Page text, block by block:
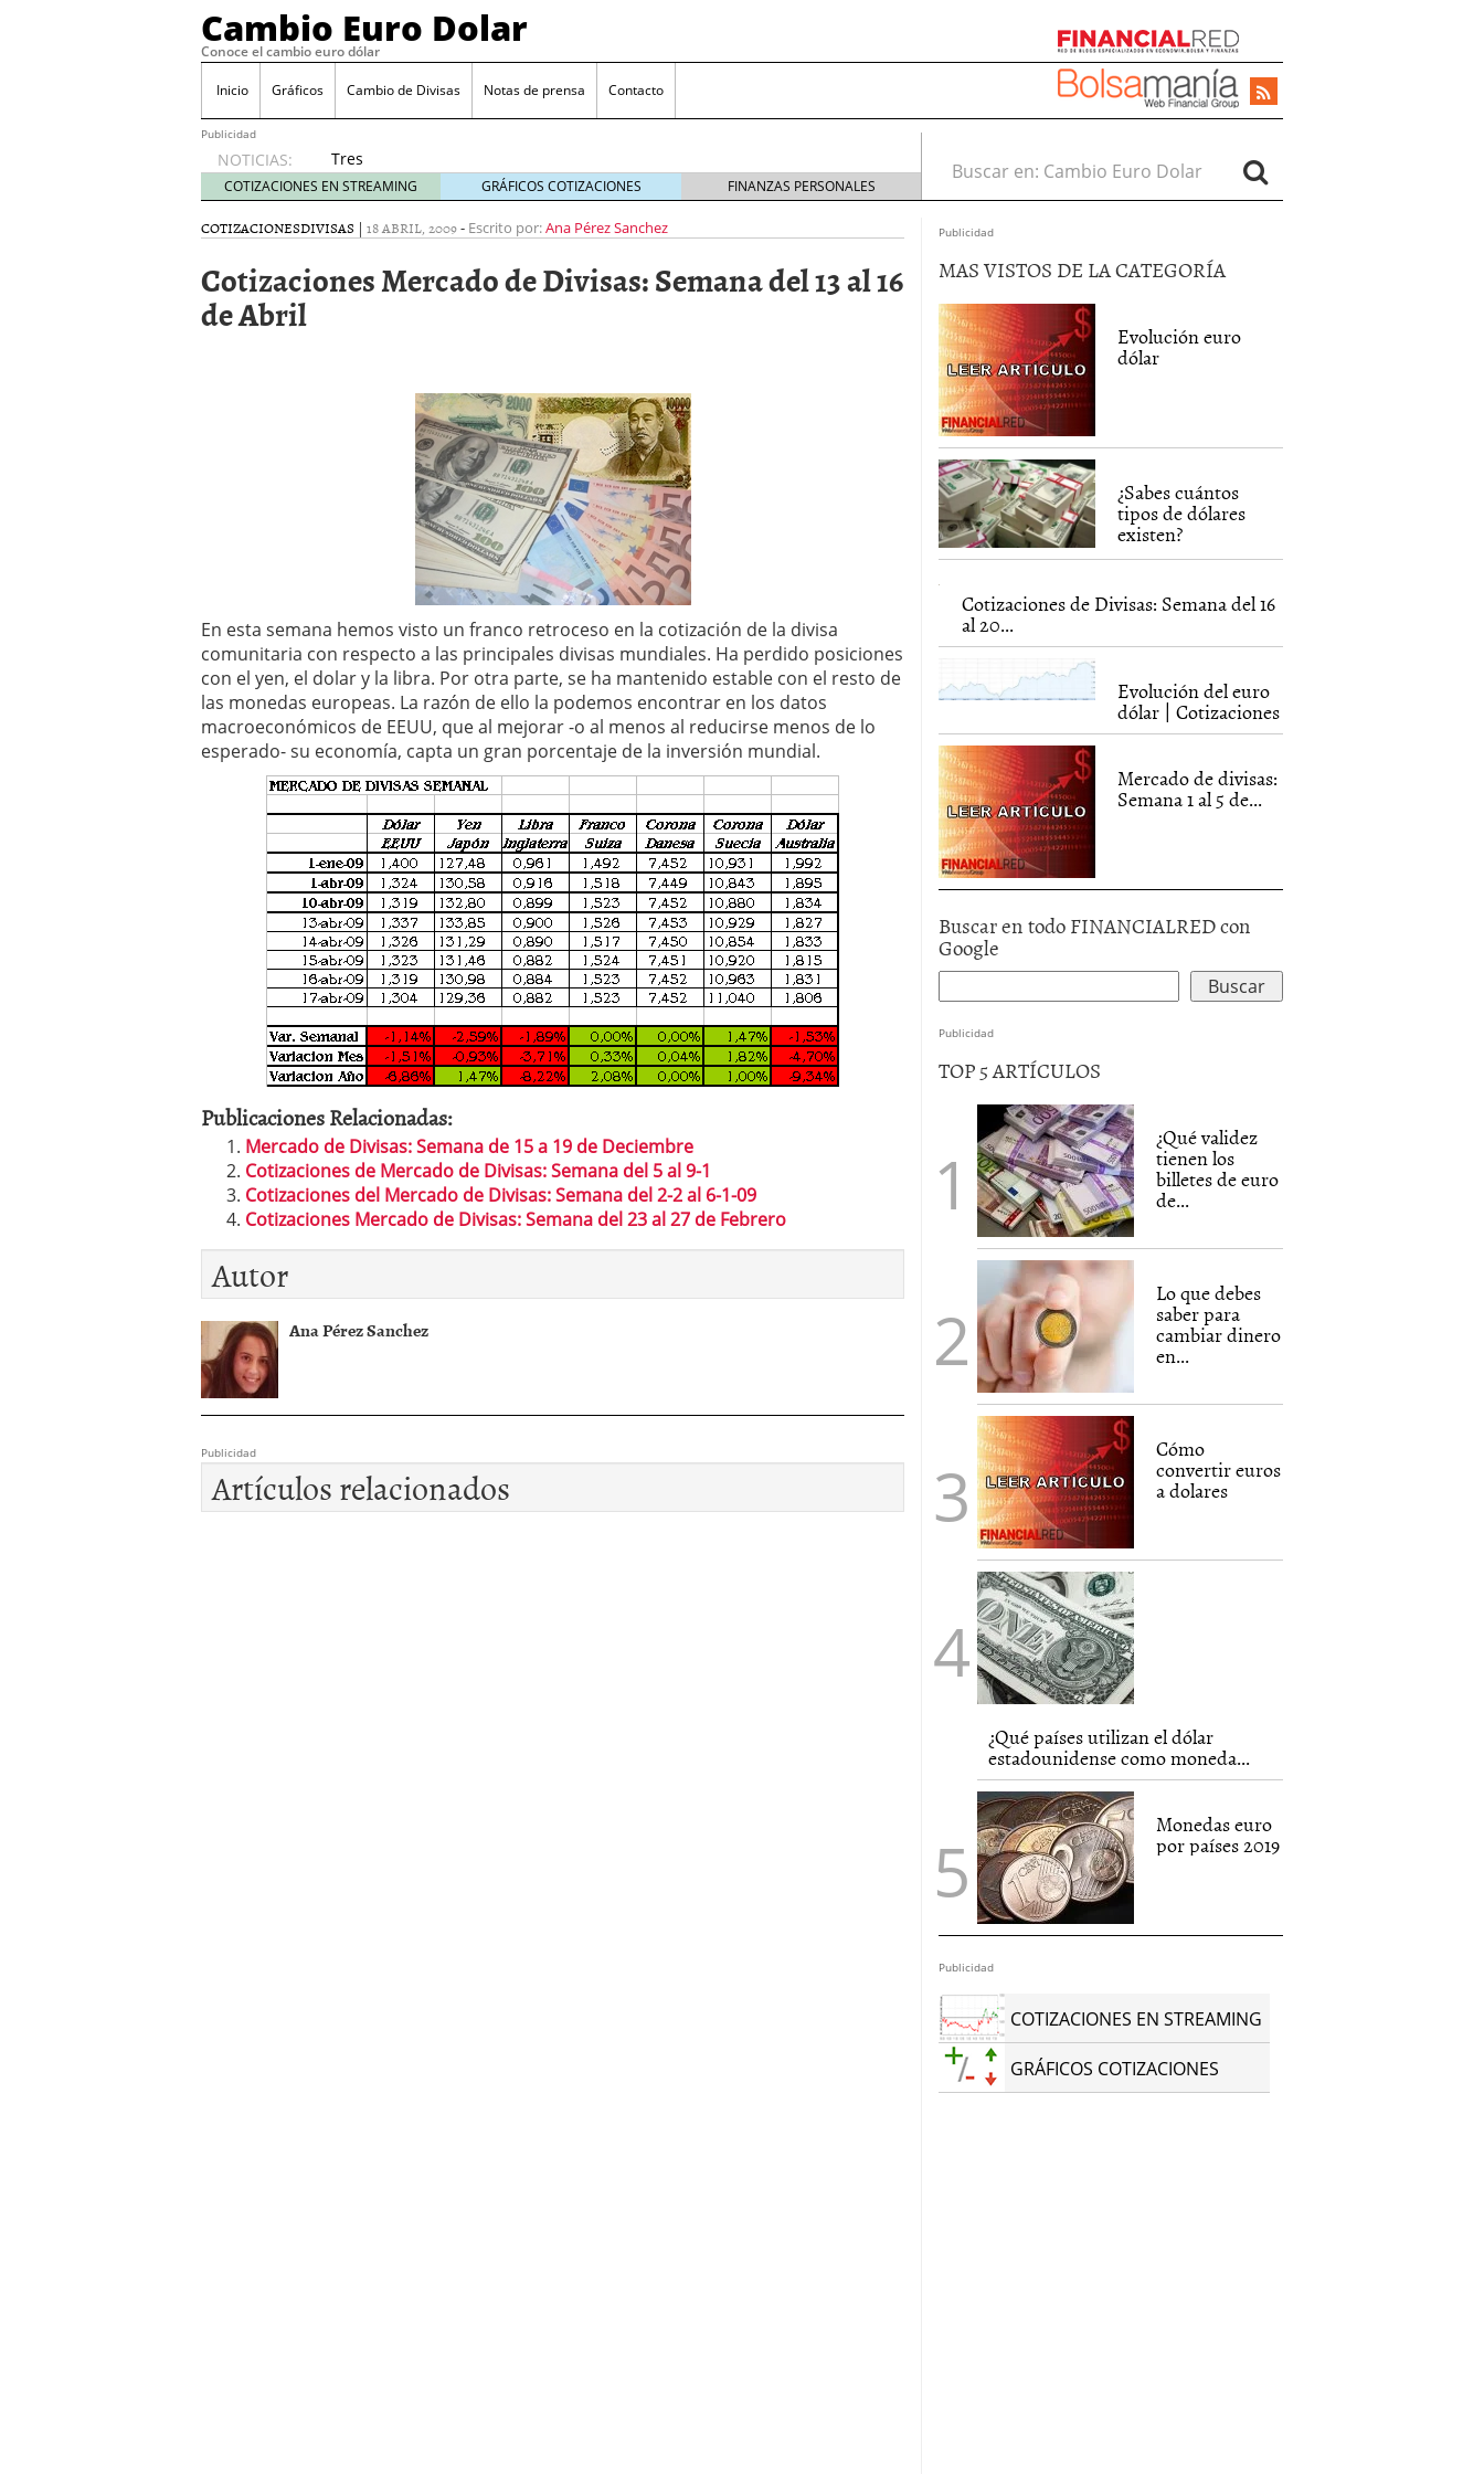
Cambio Euro Dolar
Conoce el cambio euro dólar
Inicio Gráficos Cambio de Divisas Notas de prensa Contacto
Publicidad
NOTICIAS:
Tres
escenarios
posibles
para el
las
Informe de mercado: el euro se mantiene cerca de 1,174 USD tras rebote
21/01/2026
Qué está moviendo hoy el cambio euro-dólar 17/01/2026
Contexto del dólar fuerte: próximos reportes de empleo de EE. UU. se
convierten en foco principal para el par EUR/USD 09/01/2026
El dólar vive su mayor caída anual desde 2017 mientras analistas esperan
más debilidad en 2026 05/01/2026
COTIZACIONES EN STREAMING GRÁFICOS COTIZACIONES FINANZAS PERSONALES
Buscar en:
COTIZACIONESDIVISAS | 18 ABRIL, 2009- Escrito por:Ana Pérez Sanchez
Cotizaciones Mercado de Divisas: Semana del 13 al 16
de Abril
En esta semana hemos visto un franco retroceso en la cotización de la divisa
comunitaria con respecto a las principales divisas mundiales. Ha perdido posiciones
con el yen, el dolar y la libra. Por otra parte, se ha mantenido estable con el resto de
las monedas europeas. La razón de ello la podemos encontrar en los datos
macroeconómicos de EEUU, que al mejorar -o al menos al reducirse menos de lo
esperado- su economía, capta un gran porcentaje de la inversión mundial.
Publicaciones Relacionadas:
Mercado de Divisas: Semana de 15 a 19 de Deciembre
Cotizaciones de Mercado de Divisas: Semana del 5 al 9-1
Cotizaciones del Mercado de Divisas: Semana del 2-2 al 6-1-09
Cotizaciones Mercado de Divisas: Semana del 23 al 27 de Febrero
Autor
Ana Pérez Sanchez
Publicidad
Artículos relacionados
Publicidad
MAS VISTOS DE LA CATEGORÍA
Evolución euro
dólar
¿Sabes cuántos
tipos de dólares
existen?
Cotizaciones de Divisas: Semana del 16
al 20...
Evolución del euro
dólar | Cotizaciones
Mercado de divisas:
Semana 1 al 5 de...
Buscar en todo FINANCIALRED con
Google
Publicidad
TOP 5 ARTÍCULOS
¿Qué validez
tienen los
billetes de euro
de...
Lo que debes
saber para
cambiar dinero
en...
Cómo
convertir euros
a dolares
¿Qué países utilizan el dólar
estadounidense como moneda...
Monedas euro
por países 2019
Publicidad
COTIZACIONES EN STREAMING
GRÁFICOS COTIZACIONES